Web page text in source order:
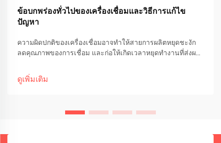
ข้อบกพร่องทั่วไปของเครื่องเชื่อมและวิธีการแก้ไข
ปัญหา
ความผิดปกติของเครื่องเชื่อมอาจทำให้สายการผลิตหยุดชะงัก
ลดคุณภาพของการเชื่อม และก่อให้เกิดเวลาหยุดทำงานที่ส่งผล
บกพร่องที่พบบ่อยและวิธีการแก้ไขเบื้องต้นนั้นจำเป็นอย่างยิ่งต่อ
การรักษาประสิทธิภาพการเชื่อมอย่างสม่ำเสมอ...
ดูเพิ่มเติม